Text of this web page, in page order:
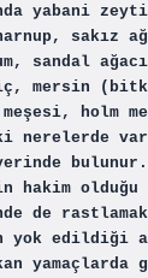
yabani
sakız
sandal
mersin
holm
nerelerde
hakim olduğu
de rastlamak
yok edildiği
yamaçlarda